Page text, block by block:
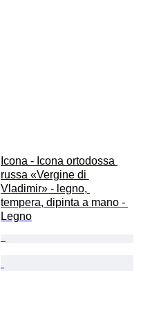
Icona - Icona ortodossa
russa «Vergine di
Vladimir» - legno,
tempera, dipinta a mano -
Legno